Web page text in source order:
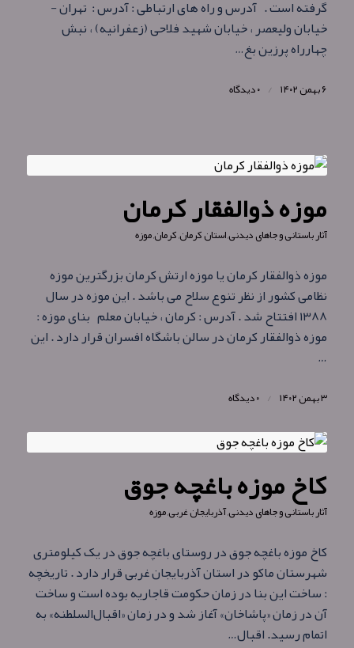
گرفته است . آدرس و راه های ارتباطی : آدرس : تهران -
خیابان ولیعصر ، خیابان شهید فلاحی (زعفرانیه) ، نبش
چهارراه پرزین بغ…
۶ بهمن ۱۴۰۲ / ۰ دیدگاه
موزه ذوالفقار کرمان
آثار باستانی و جاهای دیدنی,استان کرمان,کرمان,موزه
موزه ذوالفقار کرمان یا موزه ارتش کرمان بزرگترین موزه
نظامی کشور از نظر تنوع سلاح می باشد . این موزه در سال
۱۳۸۸ افتتاح شد . آدرس : کرمان ، خیابان معلم بنای موزه :
موزه ذوالفقار کرمان در سالن باشگاه افسران قرار دارد . این
…
۳ بهمن ۱۴۰۲ / ۰ دیدگاه
کاخ موزه باغچه‌ جوق
آثار باستانی و جاهای دیدنی,آذربایجان غربی,موزه
کاخ موزه باغچه‌ جوق در روستای باغچه جوق در یک کیلومتری
شهرستان ماکو در استان آذربایجان غربی قرار دارد . تاریخچه
: ساخت این بنا در زمان حکومت قاجاریه بوده است و ساخت
آن در زمان «پاشاخان» آغاز شد و در زمان «اقبال‌السلطنه» به
اتمام رسید. اقبال‌…